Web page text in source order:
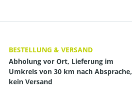
BESTELLUNG & VERSAND
Abholung vor Ort, Lieferung im
Umkreis von 30 km nach Absprache,
kein Versand